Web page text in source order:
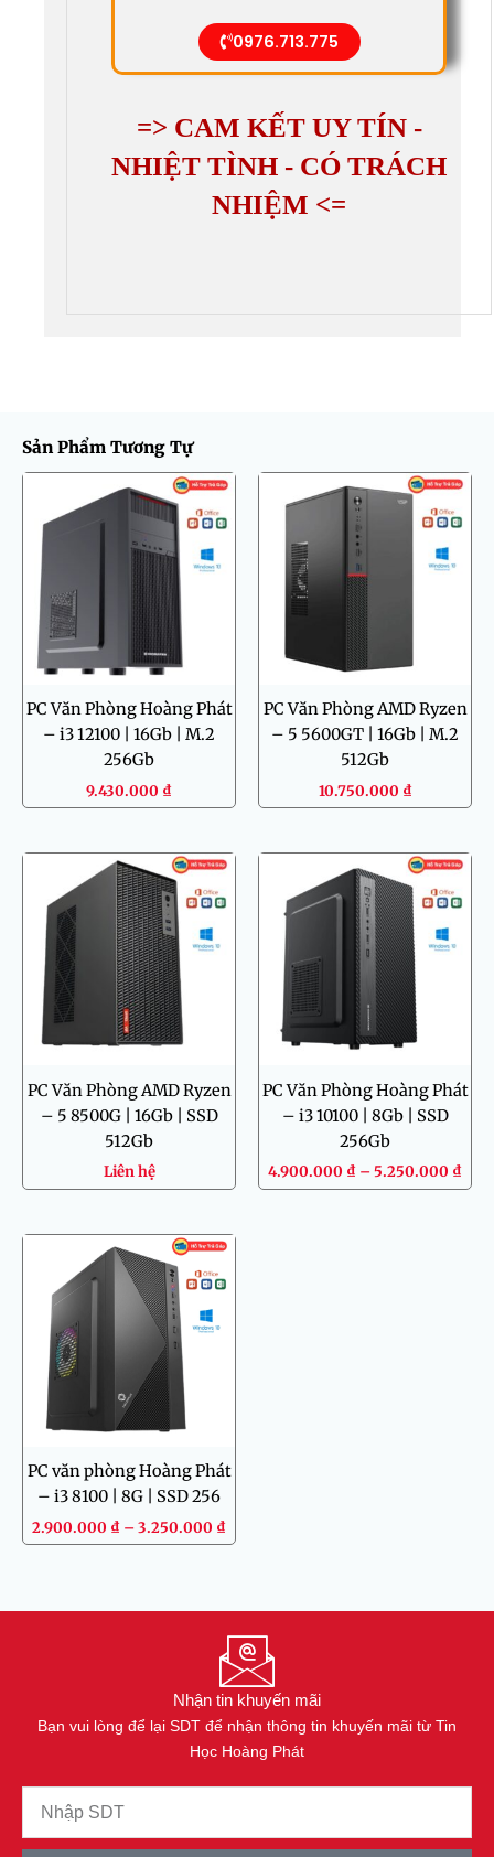
0976.713.775
=> CAM KẾT UY TÍN -
NHIỆT TÌNH - CÓ TRÁCH
NHIỆM <=
Sản Phẩm Tương Tự
PC Văn Phòng Hoàng Phát
– i3 12100 | 16Gb | M.2
256Gb
9.430.000 ₫
PC Văn Phòng AMD Ryzen
– 5 5600GT | 16Gb | M.2
512Gb
10.750.000 ₫
PC Văn Phòng AMD Ryzen
– 5 8500G | 16Gb | SSD
512Gb
Liên hệ
PC Văn Phòng Hoàng Phát
– i3 10100 | 8Gb | SSD
256Gb
4.900.000 ₫ –5.250.000 ₫
từ
PC văn phòng Hoàng Phát
– i3 8100 | 8G | SSD 256
2.900.000 ₫ –3.250.000 ₫
Khoảng
từ
Nhận tin khuyến mãi
Bạn vui lòng để lại SDT để nhận thông tin khuyến mãi từ Tin
Học Hoàng Phát